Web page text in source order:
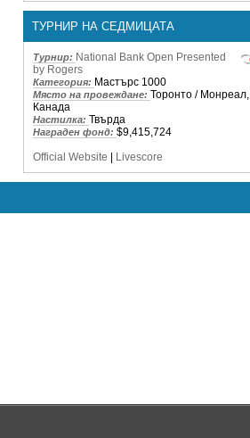
ТУРНИР НА СЕДМИЦАТА
Турнир: National Bank Open Presented
by Rogers
Категория: Мастърс 1000
Място на провеждане: Торонто / Монреал,
Канада
Настилка: Твърда
Награден фонд: $9,415,724
Official Website
Livescore